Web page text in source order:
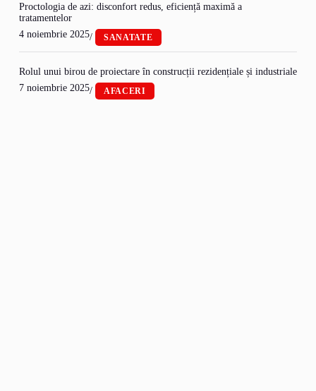
Proctologia de azi: disconfort redus, eficiență maximă a
tratamentelor
4 noiembrie 2025/ SANATATE
Rolul unui birou de proiectare în construcții rezidențiale și industriale
7 noiembrie 2025/ AFACERI